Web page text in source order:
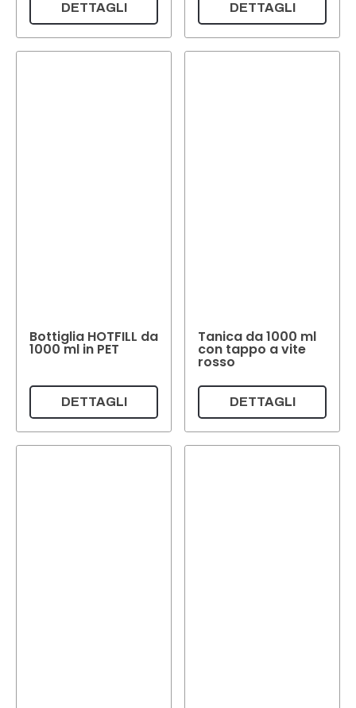
DETTAGLI DETTAGLI
Bottiglia HOTFILL da
1000 ml in PET
DETTAGLI
Tanica da 1000 ml
con tappo a vite
rosso
DETTAGLI